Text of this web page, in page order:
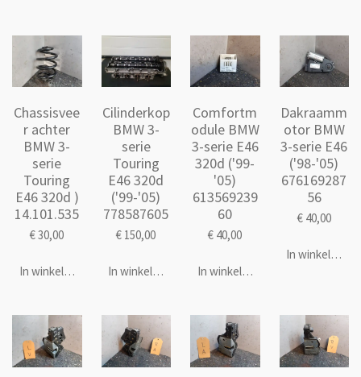
Chassisvee
r achter
BMW 3-
serie
Touring
E46 320d )
14.101.535
€ 30,00
In winkelwagen
Cilinderkop
BMW 3-
serie
Touring
E46 320d
('99-'05)
778587605
€ 150,00
In winkelwagen
Comfortm
odule BMW
3-serie E46
320d ('99-
'05)
613569239
60
€ 40,00
In winkelwagen
Dakraamm
otor BMW
3-serie E46
('98-'05)
676169287
56
€ 40,00
In